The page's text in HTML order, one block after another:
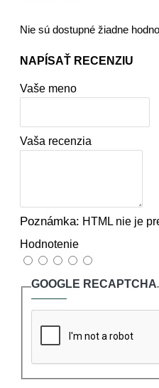
Nie sú dostupné žiadne
NAPÍSAŤ RECENZIU
Vaše meno
Vaša recenzia
Poznámka: HTML nie je
Hodnotenie
GOOGLE RECAPTCHA